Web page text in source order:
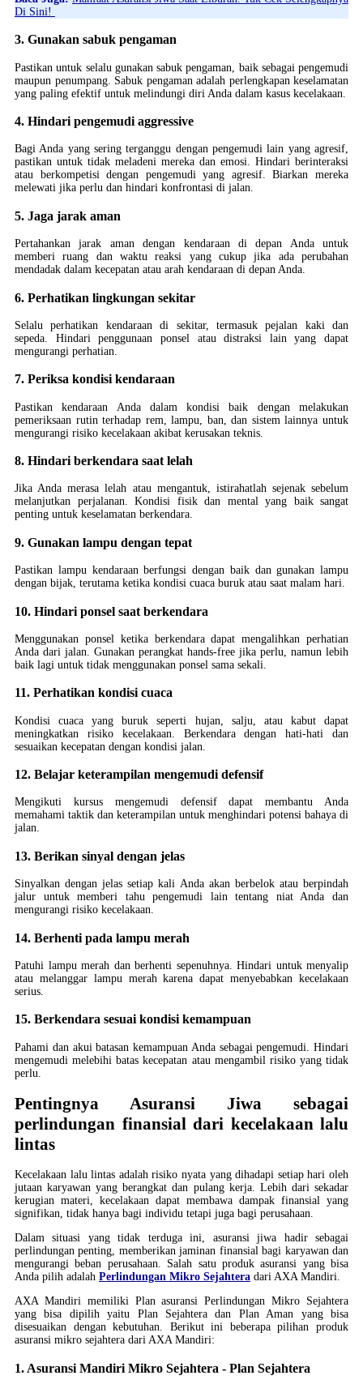
Di Sini!
3. Gunakan sabuk pengaman
Pastikan untuk selalu gunakan sabuk pengaman, baik sebagai pengemudi
maupun penumpang. Sabuk pengaman adalah perlengkapan keselamatan
yang paling efektif untuk melindungi diri Anda dalam kasus kecelakaan.
4. Hindari pengemudi aggressive
Bagi Anda yang sering terganggu dengan pengemudi lain yang agresif,
pastikan untuk tidak meladeni mereka dan emosi. Hindari berinteraksi
atau berkompetisi dengan pengemudi yang agresif. Biarkan mereka
melewati jika perlu dan hindari konfrontasi di jalan.
5. Jaga jarak aman
Pertahankan jarak aman dengan kendaraan di depan Anda untuk
memberi ruang dan waktu reaksi yang cukup jika ada perubahan
mendadak dalam kecepatan atau arah kendaraan di depan Anda.
6. Perhatikan lingkungan sekitar
Selalu perhatikan kendaraan di sekitar, termasuk pejalan kaki dan
sepeda. Hindari penggunaan ponsel atau distraksi lain yang dapat
mengurangi perhatian.
7. Periksa kondisi kendaraan
Pastikan kendaraan Anda dalam kondisi baik dengan melakukan
pemeriksaan rutin terhadap rem, lampu, ban, dan sistem lainnya untuk
mengurangi risiko kecelakaan akibat kerusakan teknis.
8. Hindari berkendara saat lelah
Jika Anda merasa lelah atau mengantuk, istirahatlah sejenak sebelum
melanjutkan perjalanan. Kondisi fisik dan mental yang baik sangat
penting untuk keselamatan berkendara.
9. Gunakan lampu dengan tepat
Pastikan lampu kendaraan berfungsi dengan baik dan gunakan lampu
dengan bijak, terutama ketika kondisi cuaca buruk atau saat malam hari.
10. Hindari ponsel saat berkendara
Menggunakan ponsel ketika berkendara dapat mengalihkan perhatian
Anda dari jalan. Gunakan perangkat hands-free jika perlu, namun lebih
baik lagi untuk tidak menggunakan ponsel sama sekali.
11. Perhatikan kondisi cuaca
Kondisi cuaca yang buruk seperti hujan, salju, atau kabut dapat
meningkatkan risiko kecelakaan. Berkendara dengan hati-hati dan
sesuaikan kecepatan dengan kondisi jalan.
12. Belajar keterampilan mengemudi defensif
Mengikuti kursus mengemudi defensif dapat membantu Anda
memahami taktik dan keterampilan untuk menghindari potensi bahaya di
jalan.
13. Berikan sinyal dengan jelas
Sinyalkan dengan jelas setiap kali Anda akan berbelok atau berpindah
jalur untuk memberi tahu pengemudi lain tentang niat Anda dan
mengurangi risiko kecelakaan.
14. Berhenti pada lampu merah
Patuhi lampu merah dan berhenti sepenuhnya. Hindari untuk menyalip
atau melanggar lampu merah karena dapat menyebabkan kecelakaan
serius.
15. Berkendara sesuai kondisi kemampuan
Pahami dan akui batasan kemampuan Anda sebagai pengemudi. Hindari
mengemudi melebihi batas kecepatan atau mengambil risiko yang tidak
perlu.
Pentingnya Asuransi Jiwa sebagai
perlindungan finansial dari kecelakaan lalu
lintas
Kecelakaan lalu lintas adalah risiko nyata yang dihadapi setiap hari oleh
jutaan karyawan yang berangkat dan pulang kerja. Lebih dari sekadar
kerugian materi, kecelakaan dapat membawa dampak finansial yang
signifikan, tidak hanya bagi individu tetapi juga bagi perusahaan.
Dalam situasi yang tidak terduga ini, asuransi jiwa hadir sebagai
perlindungan penting, memberikan jaminan finansial bagi karyawan dan
mengurangi beban perusahaan. Salah satu produk asuransi yang bisa
Anda pilih adalah Perlindungan Mikro Sejahtera dari AXA Mandiri.
AXA Mandiri memiliki Plan asuransi Perlindungan Mikro Sejahtera
yang bisa dipilih yaitu Plan Sejahtera dan Plan Aman yang bisa
disesuaikan dengan kebutuhan. Berikut ini beberapa pilihan produk
asuransi mikro sejahtera dari AXA Mandiri:
1. Asuransi Mandiri Mikro Sejahtera - Plan Sejahtera